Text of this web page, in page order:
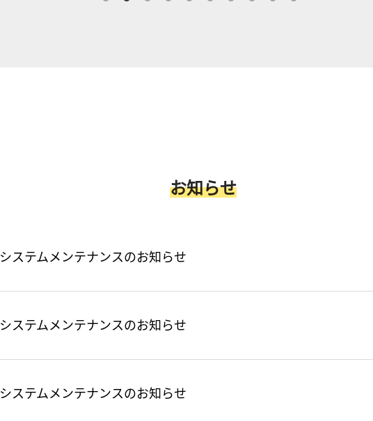
お知らせ
システムメンテナンスのお知らせ
システムメンテナンスのお知らせ
システムメンテナンスのお知らせ